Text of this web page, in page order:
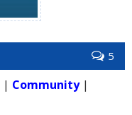
5
| Community|